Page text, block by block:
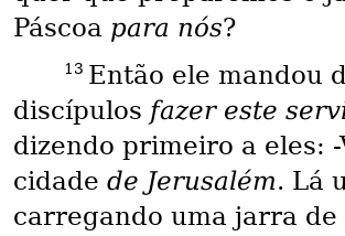
Páscoa para nós?
13 Então ele mandou
discípulos fazer este
dizendo primeiro a eles: -
cidade de Jerusalém. Lá
carregando uma jarra de